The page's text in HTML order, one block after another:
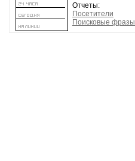
Отчеты:
Посетители
Поисковые фразы